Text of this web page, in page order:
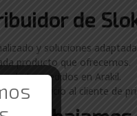
de
y soluciones
producto que ofrecemos.
de tus pedidos en Arakil.
y un servicio al cliente de